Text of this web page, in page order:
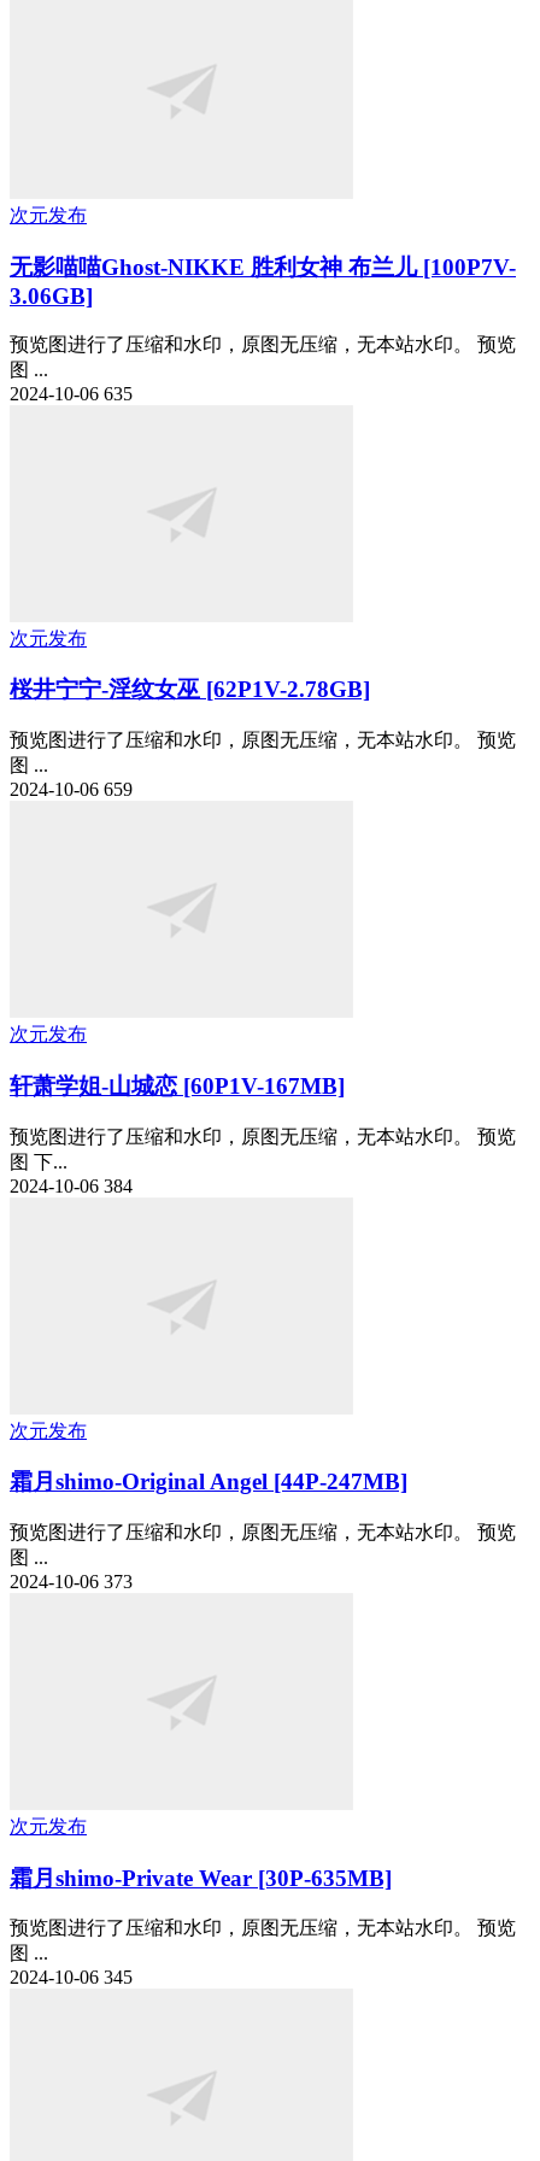
次元发布
无影喵喵Ghost-NIKKE 胜利女神 布兰儿 [100P7V-
3.06GB]
预览图进行了压缩和水印，原图无压缩，无本站水印。 预览
图 ...
2024-10-06 635
次元发布
桜井宁宁-淫纹女巫 [62P1V-2.78GB]
预览图进行了压缩和水印，原图无压缩，无本站水印。 预览
图 ...
2024-10-06 659
次元发布
轩萧学姐-山城恋 [60P1V-167MB]
预览图进行了压缩和水印，原图无压缩，无本站水印。 预览
图 下...
2024-10-06 384
次元发布
霜月shimo-Original Angel [44P-247MB]
预览图进行了压缩和水印，原图无压缩，无本站水印。 预览
图 ...
2024-10-06 373
次元发布
霜月shimo-Private Wear [30P-635MB]
预览图进行了压缩和水印，原图无压缩，无本站水印。 预览
图 ...
2024-10-06 345